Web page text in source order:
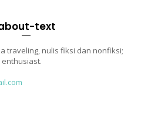
text
traveling, nulis fiksi dan nonfiksi;